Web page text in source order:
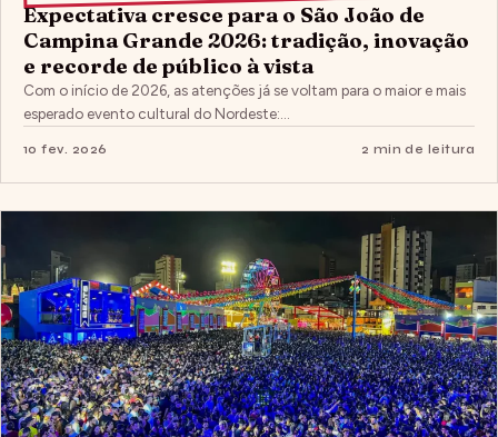
Expectativa cresce para o São João de
Campina Grande 2026: tradição, inovação
e recorde de público à vista
Com o início de 2026, as atenções já se voltam para o maior e mais
esperado evento cultural do Nordeste:…
10 fev. 2026 2 min de leitura